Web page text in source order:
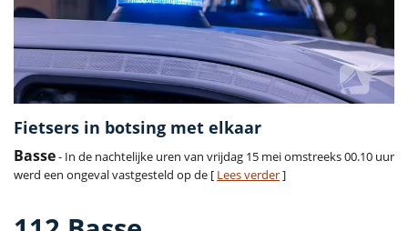
Fietsers in botsing met elkaar
Basse- In de nachtelijke uren van vrijdag 15 mei omstreeks 00.10 uur
werd een ongeval vastgesteld op de [ Lees verder]